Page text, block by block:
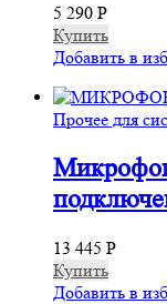
5 290 Р
Купить
Добавить в
Прочее для
13 445 Р
Купить
Добавить в